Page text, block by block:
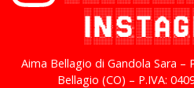
Aima Bellagio di Gandola Sara –
Bellagio (CO) – P.IVA: